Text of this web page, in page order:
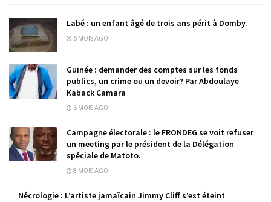
Labé : un enfant âgé de trois ans périt à Domby.
6 MOIS AGO
Guinée : demander des comptes sur les fonds
publics, un crime ou un devoir? Par Abdoulaye
Kaback Camara
6 MOIS AGO
Campagne électorale : le FRONDEG se voit refuser
un meeting par le président de la Délégation
spéciale de Matoto.
8 MOIS AGO
Nécrologie : L’artiste jamaïcain Jimmy Cliff s’est éteint